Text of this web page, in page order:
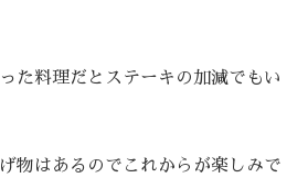
た料理だとステーキの加減でもい
物はあるのでこれからが楽しみで